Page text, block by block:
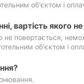
об'єктом і
вартість якого
не повертається,
об'єктом і